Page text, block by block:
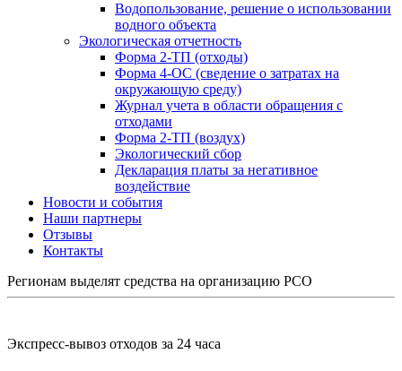
Водопользование, решение о использовании
водного объекта
Экологическая отчетность
Форма 2-ТП (отходы)
Форма 4-ОС (сведение о затратах на
окружающую среду)
Журнал учета в области обращения с
отходами
Форма 2-ТП (воздух)
Экологический сбор
Декларация платы за негативное
воздействие
Новости и события
Наши партнеры
Отзывы
Контакты
Регионам выделят средства на организацию РСО
Экспресс-вывоз отходов за 24 часа